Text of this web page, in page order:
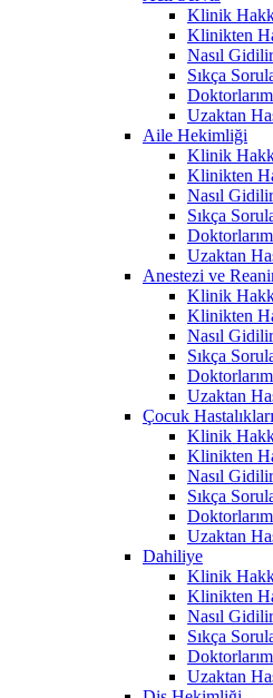
Klinik
Klinikten
Nasıl
Sıkça
Uzaktan
Aile Hekimliği
Klinik
Klinikten
Nasıl
Sıkça
Uzaktan
Anestezi ve
Klinik
Klinikten
Nasıl
Sıkça
Uzaktan
Çocuk Hastalıkları
Klinik
Klinikten
Nasıl
Sıkça
Uzaktan
Dahiliye
Klinik
Klinikten
Nasıl
Sıkça
Uzaktan